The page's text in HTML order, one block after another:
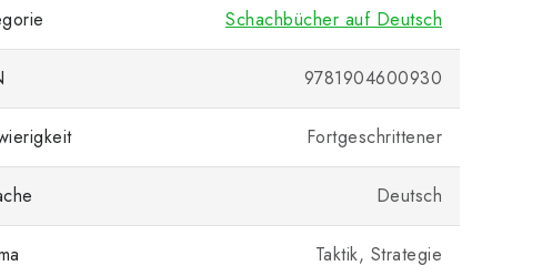
Schachbücher auf Deutsch
9781904600930
Fortgeschrittener
Deutsch
Taktik, Strategie